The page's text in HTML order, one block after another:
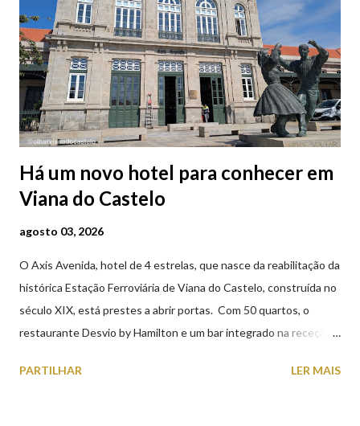
Há um novo hotel para conhecer em
Viana do Castelo
agosto 03, 2026
O Axis Avenida, hotel de 4 estrelas, que nasce da reabilitação da
histórica Estação Ferroviária de Viana do Castelo, construída no
século XIX, está prestes a abrir portas. Com 50 quartos, o
restaurante Desvio by Hamilton e um bar integrado na receção,
peças históricas cedidas pela IP Património que homenageiam a
PARTILHAR LER MAIS